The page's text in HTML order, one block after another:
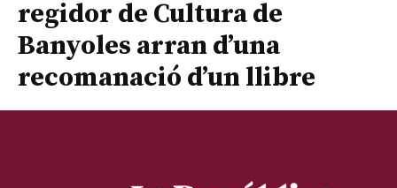
regidor de Cultura de
Banyoles arran d’una
recomanació d’un llibre